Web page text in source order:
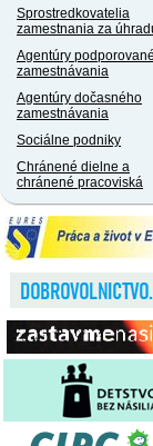
Sprostredkovatelia
zamestnania za
Agentúry
zamestnávania
Agentúry dočasného
zamestnávania
Sociálne podniky
Chránené dielne a
chránené pracoviská